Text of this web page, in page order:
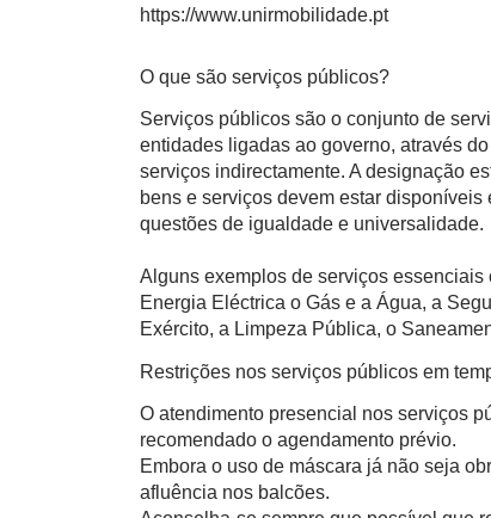
https://www.unirmobilidade.pt
O que são serviços públicos?
Serviços públicos são o conjunto de
entidades ligadas ao governo, através
serviços indirectamente. A designação
bens e serviços devem estar
questões de igualdade e universalidade.
Alguns exemplos de serviços
Energia Eléctrica o Gás e a Água, a
Exército, a Limpeza Pública, o
Restrições nos serviços públicos em
O atendimento presencial nos serviços
recomendado o agendamento prévio.
Embora o uso de máscara já não seja
afluência nos balcões.